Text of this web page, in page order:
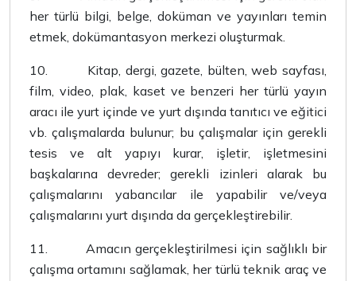
her türlü bilgi, belge, doküman ve yayınları temin
etmek, dokümantasyon merkezi oluşturmak.
10.
Kitap, dergi, gazete, bülten, web sayfası,
film, video, plak, kaset ve benzeri her türlü yayın
aracı ile yurt içinde ve yurt dışında tanıtıcı ve eğitici
vb. çalışmalarda bulunur; bu çalışmalar için gerekli
tesis ve alt yapıyı kurar, işletir, işletmesini
başkalarına devreder; gerekli izinleri alarak bu
çalışmalarını yabancılar ile yapabilir ve/veya
çalışmalarını yurt dışında da gerçekleştirebilir.
11.
Amacın gerçekleştirilmesi için sağlıklı bir
çalışma ortamını sağlamak, her türlü teknik araç ve